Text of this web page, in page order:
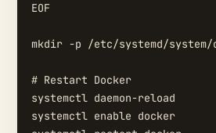
EOF
mkdir -p /etc/systemd/
# Restart Docker
systemctl daemon-reload
systemctl enable docker